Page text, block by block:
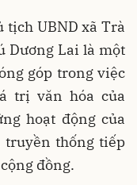
tịch UBND xã Trà
Dương Lai là một
góp trong việc
trị văn hóa của
hoạt động của
truyền thống tiếp
đồng.